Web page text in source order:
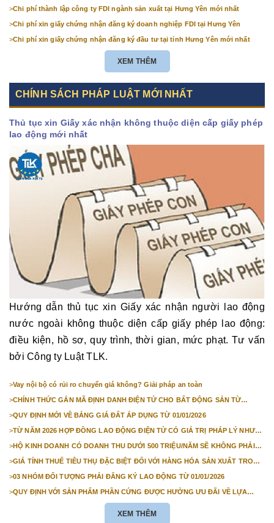
>Chi phí thành lập công ty FDI ngành sản xuất tại Hưng Yên mới nhất
>Chi phí xin giấy chứng nhận đăng ký doanh nghiệp FDI tại Hưng Yên
>Chi phí xin giấy chứng nhận đăng ký đầu tư tại tỉnh Hưng Yên mới nhất
XEM THÊM
CHÍNH SÁCH PHÁP LUẬT MỚI NHẤT
Thủ tục xin Giấy xác nhận không thuộc diện cấp giấy phép
lao động mới nhất
Hướng dẫn thủ tục xin Giấy xác nhận người lao động
nước ngoài không thuộc diện cấp giấy phép lao động:
điều kiện, hồ sơ, quy trình, thời gian, mức phạt. Tư vấn
bởi Công ty Luật TLK.
>Vay nội bộ có rủi ro chuyển giá không? Giải pháp an toàn
>CHÍNH THỨC GẮN MÃ ĐỊNH DANH ĐIỆN TỬ CHO BẤT ĐỘNG SẢN TỪ
>QUY ĐỊNH MỚI VỀ BẢNG GIÁ ĐẤT ÁP DỤNG TỪ 01/01/2026
>TỪ NĂM 2026 HỢP ĐỒNG LAO ĐỘNG ĐIỆN TỬ CÓ GIÁ TRỊ PHÁP LÝ NHƯ
>HỘ KINH DOANH CÓ DOANH THU DƯỚI 500 TRIỆU/NĂM SẼ KHÔNG PHẢI
>GIÁ TÍNH THUẾ TIÊU THỤ ĐẶC BIỆT ĐỐI VỚI HÀNG HÓA SẢN XUẤT TRONG
>03 NHÓM ĐỐI TƯỢNG PHẢI ĐĂNG KÝ LAO ĐỘNG TỪ 01/01/2026
>QUY ĐỊNH VỚI SẢN PHẨM PHẦN CỨNG ĐƯỢC HƯỞNG ƯU ĐÃI VỀ LỰA
XEM THÊM